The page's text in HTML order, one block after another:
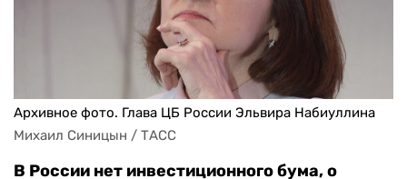
Архивное фото. Глава ЦБ России Эльвира Набиуллина
Михаил Синицын / ТАСС
В России нет инвестиционного бума, о